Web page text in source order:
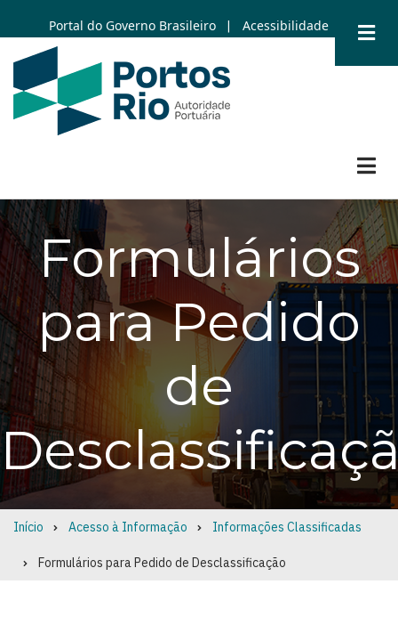
to
main
content
Portal do Governo Brasileiro | Acessibilidade
Formulários
para Pedido
de
Breadcrumb
Início Acesso à Informação Informações Classificadas
Formulários para Pedido de Desclassificação